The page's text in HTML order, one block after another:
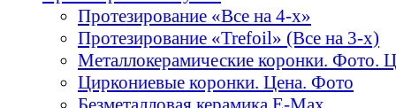
Протезирование «Все на 4-х»
Протезирование «Trefoil» (Все на 3-х)
Металлокерамические коронки. Фото.
Циркониевые коронки. Цена. Фото